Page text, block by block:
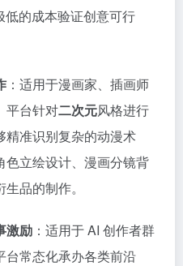
低的成本验证创意可行
：适用于漫画家、插画师
平台针对二次元风格进行
精准识别复杂的动漫术
色立绘设计、漫画分镜背
品的制作。
激励 ：适用于 AI 创作者群
台常态化承办各类前沿